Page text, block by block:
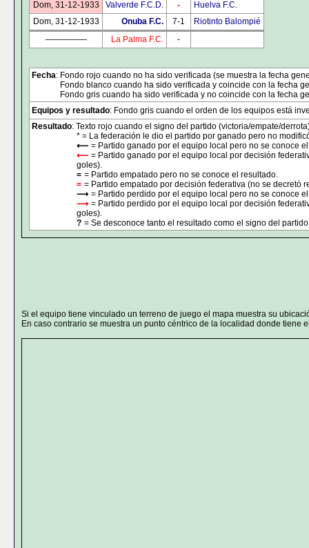
Dom, 31-12-1933
Valverde F.C.D. -
Huelva F.C.
Dom, 31-12-1933
Onuba F.C. 7-1
Riotinto Balompié
—————
La Palma F.C. -
Fecha: Fondo rojo cuando no ha sido verificada (se muestra la fecha
Fondo blanco cuando ha sido verificada y coincide con la fecha
Fondo gris cuando ha sido verificada y no coincide con la fecha
Equipos y resultado: Fondo gris cuando el orden de los equipos está
Resultado: Texto rojo cuando el signo del partido (victoria/empate/
* = La federación le dio el partido por ganado pero no
⟵ = Partido ganado por el equipo local pero no se conoce
⟵ = Partido ganado por el equipo local por decisión
goles).
= = Partido empatado pero no se conoce el resultado.
= = Partido empatado por decisión federativa (no se decretó
⟶ = Partido perdido por el equipo local pero no se conoce
⟶ = Partido perdido por el equipo local por decisión
goles).
? = Se desconoce tanto el resultado como el signo del
Si el equipo tiene vinculado un terreno de juego el mapa muestra su
En caso contrario se muestra un punto céntrico de la localidad donde tiene